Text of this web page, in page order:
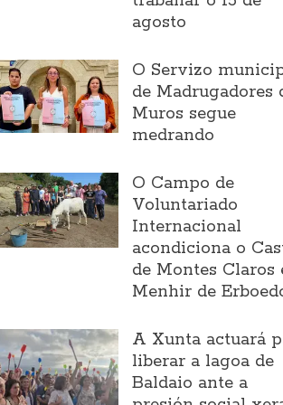
agosto
O Servizo
de Madrugadores
Muros segue
medrando
O Campo de
Voluntariado
Internacional
acondiciona o
de Montes Claros
Menhir de
A Xunta actuará
liberar a lagoa de
Baldaio ante a